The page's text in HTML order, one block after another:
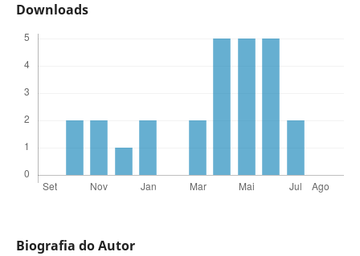
Downloads
Biografia do Autor